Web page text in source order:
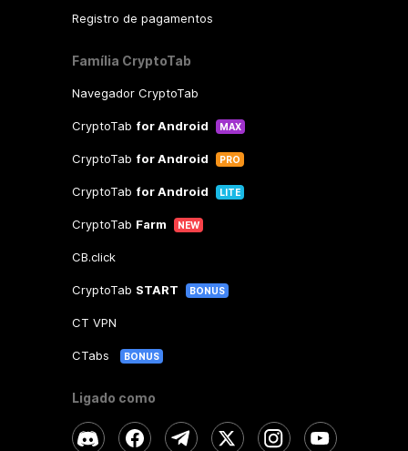
Registro de pagamentos
Família CryptoTab
Navegador CryptoTab
CryptoTab for Android MAX
CryptoTab for Android PRO
CryptoTab for Android LITE
CryptoTab Farm NEW
CB.click
CryptoTab START BONUS
CT VPN
CTabs BONUS
Ligado como